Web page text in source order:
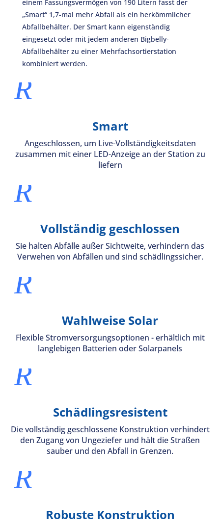
einem Fassungsvermögen von 190 Litern fasst der
„Smart“ 1,7-mal mehr Abfall als ein herkömmlicher
Abfallbehälter. Der Smart kann eigenständig
eingesetzt oder mit jedem anderen Bigbelly-
Abfallbehälter zu einer Mehrfachsortierstation
kombiniert werden.
R
Smart
Angeschlossen, um Live-Vollständigkeitsdaten
zusammen mit einer LED-Anzeige an der Station zu
liefern
R
Vollständig geschlossen
Sie halten Abfälle außer Sichtweite, verhindern das
Verwehen von Abfällen und sind schädlingssicher.
R
Wahlweise Solar
Flexible Stromversorgungsoptionen - erhältlich mit
langlebigen Batterien oder Solarpanels
R
Schädlingsresistent
Die vollständig geschlossene Konstruktion verhindert
den Zugang von Ungeziefer und hält die Straßen
sauber und den Abfall in Grenzen.
R
Robuste Konstruktion